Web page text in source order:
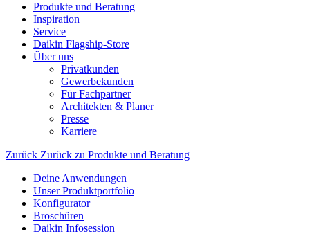
Produkte und Beratung
Inspiration
Service
Daikin Flagship-Store
Über uns
Privatkunden
Gewerbekunden
Für Fachpartner
Architekten & Planer
Presse
Karriere
Zurück Zurück zu Produkte und Beratung
Deine Anwendungen
Unser Produktportfolio
Konfigurator
Broschüren
Daikin Infosession